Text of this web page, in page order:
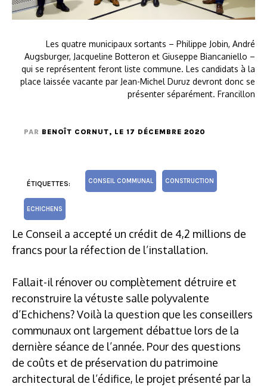
Les quatre municipaux sortants – Philippe Jobin, André
Augsburger, Jacqueline Botteron et Giuseppe Biancaniello –
qui se représentent feront liste commune. Les candidats à la
place laissée vacante par Jean-Michel Duruz devront donc se
présenter séparément. Francillon
PAR BENOÎT CORNUT, LE 17 DÉCEMBRE 2020
ÉTIQUETTES: CONSEIL COMMUNAL CONSTRUCTION
ECHICHENS
Le Conseil a accepté un crédit de 4,2 millions de
francs pour la réfection de l’installation.
Fallait-il rénover ou complètement détruire et
reconstruire la vétuste salle polyvalente
d’Echichens? Voilà la question que les conseillers
communaux ont largement débattue lors de la
dernière séance de l’année. Pour des questions
de coûts et de préservation du patrimoine
architectural de l’édifice, le projet présenté par la